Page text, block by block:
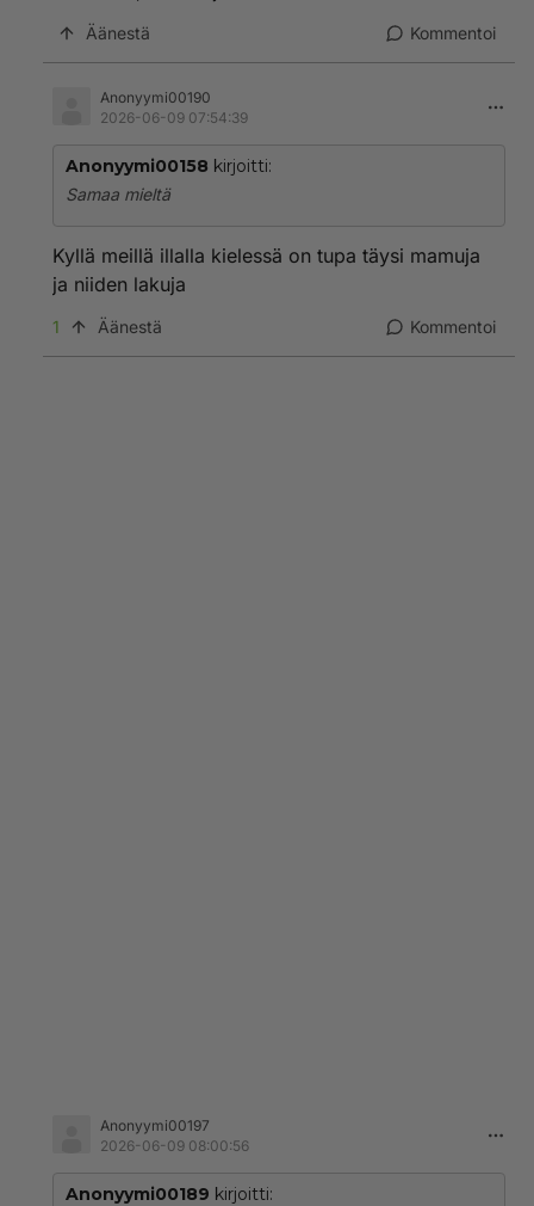
Äänestä Kommentoi
Anonyymi00190
2026-06-09 07:54:39
Anonyymi00158 kirjoitti:
Samaa mieltä
Kyllä meillä illalla kielessä on tupa täysi mamuja
ja niiden lakuja
1 Äänestä Kommentoi
Anonyymi00197
2026-06-09 08:00:56
Anonyymi00189 kirjoitti: